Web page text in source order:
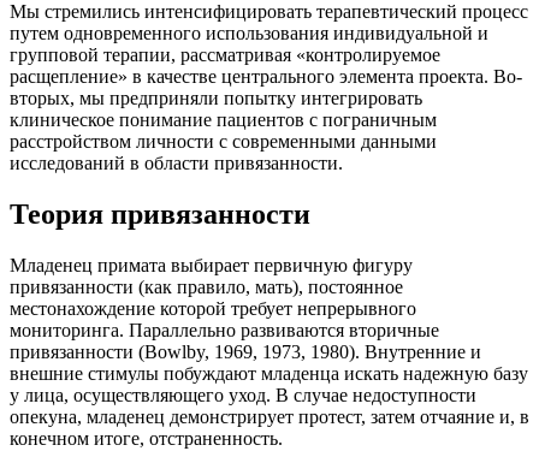
Мы стремились интенсифицировать терапевтический процесс
путем одновременного использования индивидуальной и
групповой терапии, рассматривая «контролируемое
расщепление» в качестве центрального элемента проекта. Во-
вторых, мы предприняли попытку интегрировать
клиническое понимание пациентов с пограничным
расстройством личности с современными данными
исследований в области привязанности.
Теория привязанности
Младенец примата выбирает первичную фигуру
привязанности (как правило, мать), постоянное
местонахождение которой требует непрерывного
мониторинга. Параллельно развиваются вторичные
привязанности (Bowlby, 1969, 1973, 1980). Внутренние и
внешние стимулы побуждают младенца искать надежную базу
у лица, осуществляющего уход. В случае недоступности
опекуна, младенец демонстрирует протест, затем отчаяние и, в
конечном итоге, отстраненность.